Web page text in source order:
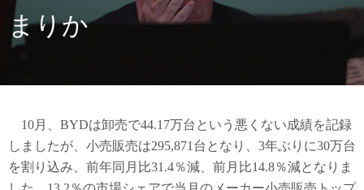
まりか
10月、BYDは卸売で44.17万台という悪くない成績を記録
しましたが、小売販売は295,871台となり、3年ぶりに30万台
を割り込み、前年同月比31.4％減、前月比14.8％減となりま